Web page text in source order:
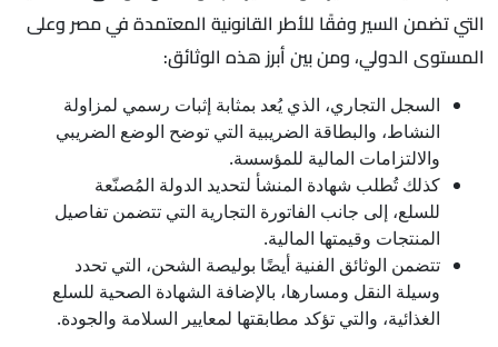
التي تضمن السير وفقًا للأطر القانونية المعتمدة في مصر وعلى
المستوى الدولي، ومن بين أبرز هذه الوثائق:
السجل التجاري، الذي يُعد بمثابة إثبات رسمي لمزاولة
النشاط، والبطاقة الضريبية التي توضح الوضع الضريبي
والالتزامات المالية للمؤسسة.
كذلك تُطلب شهادة المنشأ لتحديد الدولة المُصنّعة
للسلع، إلى جانب الفاتورة التجارية التي تتضمن تفاصيل
المنتجات وقيمتها المالية.
تتضمن الوثائق الفنية أيضًا بوليصة الشحن، التي تحدد
وسيلة النقل ومسارها، بالإضافة الشهادة الصحية للسلع
الغذائية، والتي تؤكد مطابقتها لمعايير السلامة والجودة.